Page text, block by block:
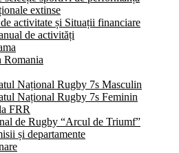
extinse
activitate și Situații financiare
de activități
Romania
Național Rugby 7s Masculin
Național Rugby 7s Feminin
FRR
de Rugby “Arcul de Triumf”
și departamente